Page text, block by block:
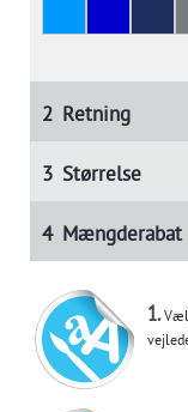
2 Retning
3 Størrelse
4 Mængderabat
1.